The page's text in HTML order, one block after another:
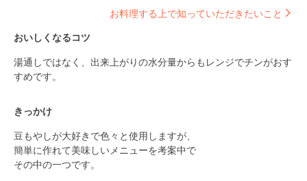
お料理する上で知っていただきたいこと
おいしくなるコツ
湯通しではなく、出来上がりの水分量からもレンジでチンがおす
すめです。
きっかけ
豆もやしが大好きで色々と使用しますが、
簡単に作れて美味しいメニューを考案中で
その中の一つです。